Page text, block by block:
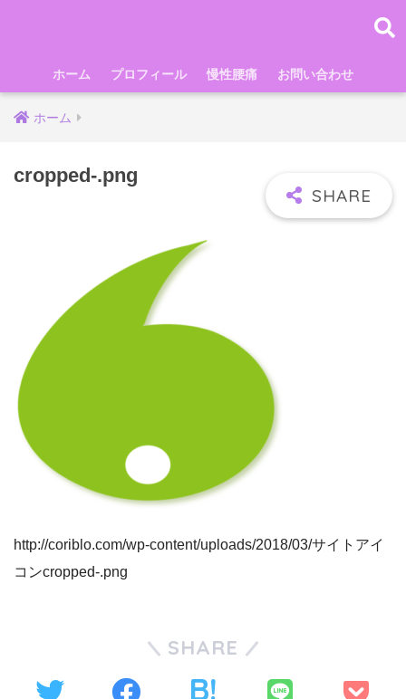
ホーム プロフィール 慢性腰痛 お問い合わせ
ホーム
cropped-.png
http://coriblo.com/wp-content/uploads/2018/03/サイトアイ
コンcropped-.png
SHARE